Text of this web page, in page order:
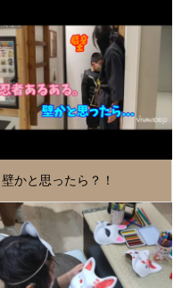
壁かと思ったら？！